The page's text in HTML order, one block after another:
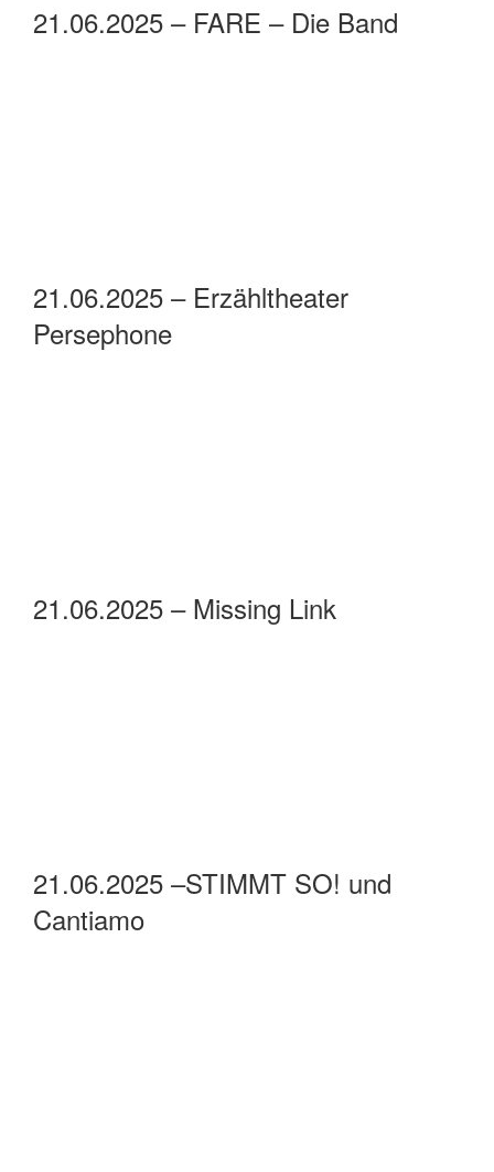
21.06.2025 – FARE – Die Band
21.06.2025 – Erzähltheater
Persephone
21.06.2025 – Missing Link
21.06.2025 –STIMMT SO! und
Cantiamo